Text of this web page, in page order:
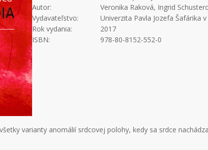
Autor:
Veronika Raková, Ingrid
Vydavateľstvo:
Univerzita Pavla Jozefa Šafárika
Rok vydania:
2017
ISBN:
978-80-8152-552-0
varianty anomálií srdcovej polohy, kedy sa srdce